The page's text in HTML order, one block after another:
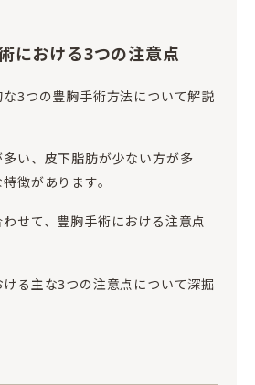
における3つの注意点
3つの豊胸手術方法について解説
い、皮下脂肪が少ない方が多
徴があります。
せて、豊胸手術における注意点
る主な3つの注意点について深掘